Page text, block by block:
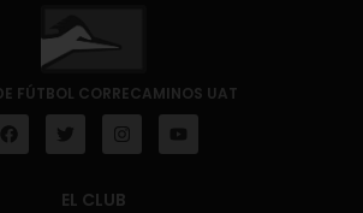
FÚTBOL CORRECAMINOS UAT
EL CLUB